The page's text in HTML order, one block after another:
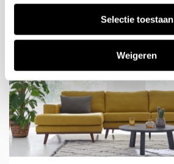
Selectie toestaan
Weigeren